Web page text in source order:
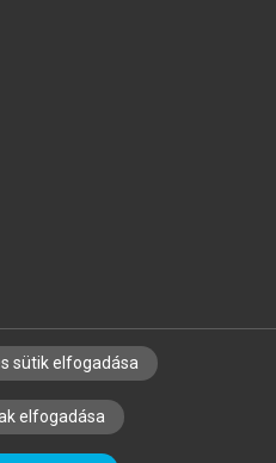
KÖNYVTÁROSOKNAK
ALAPELVEK
sütik elfogadása
elfogadása